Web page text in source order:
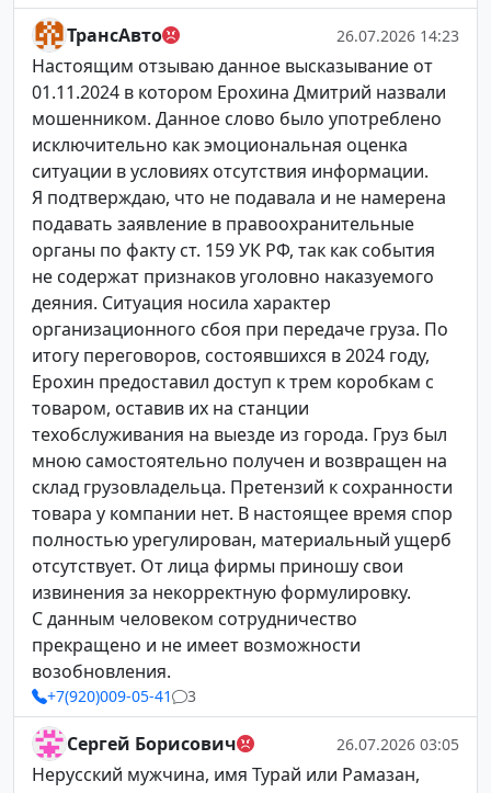
ТрансАвто 26.07.2026 14:23
Настоящим отзываю данное высказывание от
01.11.2024 в котором Ерохина Дмитрий назвали
мошенником. Данное слово было употреблено
исключительно как эмоциональная оценка
ситуации в условиях отсутствия информации.
Я подтверждаю, что не подавала и не намерена
подавать заявление в правоохранительные
органы по факту ст. 159 УК РФ, так как события
не содержат признаков уголовно наказуемого
деяния. Ситуация носила характер
организационного сбоя при передаче груза. По
итогу переговоров, состоявшихся в 2024 году,
Ерохин предоставил доступ к трем коробкам с
товаром, оставив их на станции
техобслуживания на выезде из города. Груз был
мною самостоятельно получен и возвращен на
склад грузовладельца. Претензий к сохранности
товара у компании нет. В настоящее время спор
полностью урегулирован, материальный ущерб
отсутствует. От лица фирмы приношу свои
извинения за некорректную формулировку.
С данным человеком сотрудничество
прекращено и не имеет возможности
возобновления.
+7(920)009-05-41 3
Сергей Борисович 26.07.2026 03:05
Нерусский мужчина, имя Турай или Рамазан,